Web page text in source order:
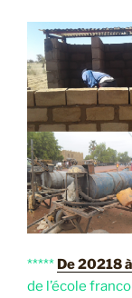
***** De 20218
de l’école